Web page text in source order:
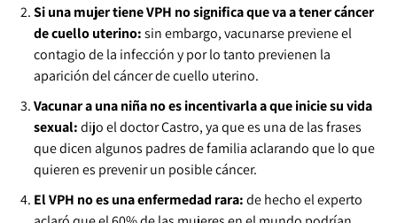
Si una mujer tiene VPH no significa que va a tener cáncer
de cuello uterino:sin embargo, vacunarse previene el
contagio de la infección y por lo tanto previenen la
aparición del cáncer de cuello uterino.
Vacunar a una niña no es incentivarla a que inicie su vida
sexual:dijo el doctor Castro, ya que es una de las frases
que dicen algunos padres de familia aclarando que lo que
quieren es prevenir un posible cáncer.
El VPH no es una enfermedad rara:de hecho el experto